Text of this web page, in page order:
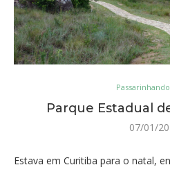
Parque Estadual
07/01/
Estava em Curitiba para o natal,